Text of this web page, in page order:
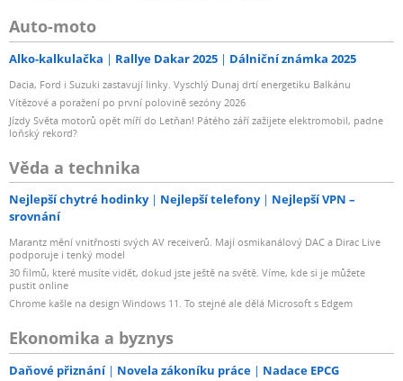
Auto-moto
Alko-kalkulačka Rallye Dakar 2025 Dálniční známka 2025
Dacia, Ford i Suzuki zastavují linky. Vyschlý Dunaj drtí energetiku Balkánu
Vítězové a poražení po první polovině sezóny 2026
Jízdy Světa motorů opět míří do Letňan! Pátého září zažijete elektromobil, padne
loňský rekord?
Věda a technika
Nejlepší chytré hodinky Nejlepší telefony
Nejlepší VPN –
srovnání
Marantz mění vnitřnosti svých AV receiverů. Mají osmikanálový DAC a Dirac Live
podporuje i tenký model
30 filmů, které musíte vidět, dokud jste ještě na světě. Víme, kde si je můžete
pustit online
Chrome kašle na design Windows 11. To stejné ale dělá Microsoft s Edgem
Ekonomika a byznys
Daňové přiznání Novela zákoníku práce Nadace EPCG